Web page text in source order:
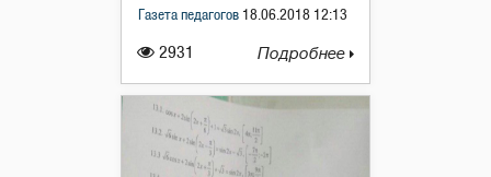
2931
Газета педагогов 18.06.2018 12:13
Подробнее